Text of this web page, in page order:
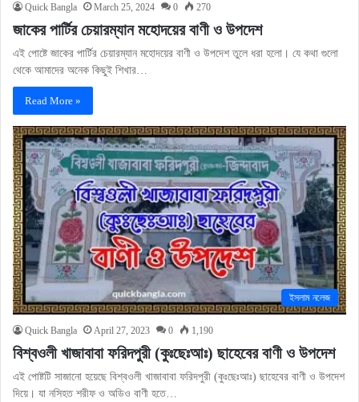
Quick Bangla March 25, 2024 0 270
জাকের পার্টির চেয়ারম্যান মহোদয়ের বাণী ও উপদেশ
এই পোষ্টে জাকের পার্টির চেয়ারম্যান মহোদয়ের বাণী ও উপদেশ তুলে ধরা হলো। যে কথা গুলো
থেকে আমাদের অনেক কিছুই শিখার…
Read More »
ইসলাম নলেজ
Quick Bangla April 27, 2023 0 1,190
বিশ্বওলী খাজাবাবা ফরিদপুরী (কুঃছেঃআঃ) ছাহেবের বাণী ও উপদেশ
এই পোষ্টটি সাজানো হয়েছে বিশ্বওলী খাজাবাবা ফরিদপুরী (কুঃছেঃআঃ) ছাহেবের বাণী ও উপদেশ
দিয়ে। যা নসিহত শরীফ ও অডিও বাণী হতে…